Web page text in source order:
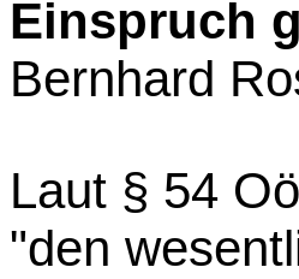
Einspruch
Bernhard
Laut § 54
"den